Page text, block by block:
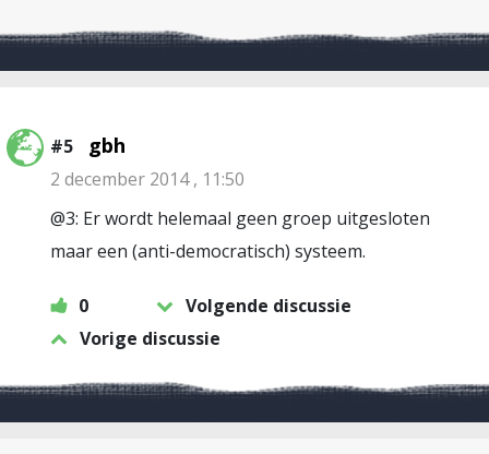
#5 gbh
2 december 2014 , 11:50
@3: Er wordt helemaal geen groep uitgesloten
maar een (anti-democratisch) systeem.
0
Volgende discussie
Vorige discussie